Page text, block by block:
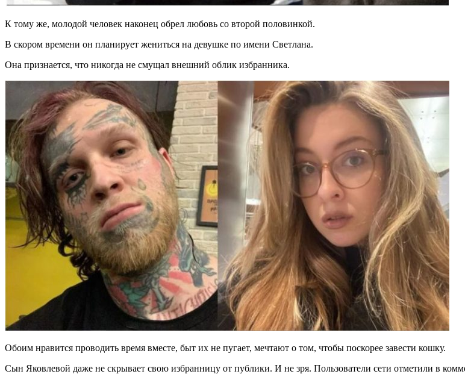
К тому же, молодой человек наконец обрел любовь со второй половинкой.
В скором времени он планирует жениться на девушке по имени Светлана.
Она признается, что никогда не смущал внешний облик избранника.
Обоим нравится проводить время вместе, быт их не пугает, мечтают о том, чтобы поскорее завести кошку.
Сын Яковлевой даже не скрывает свою избранницу от публики. И не зря. Пользователи сети отметили в